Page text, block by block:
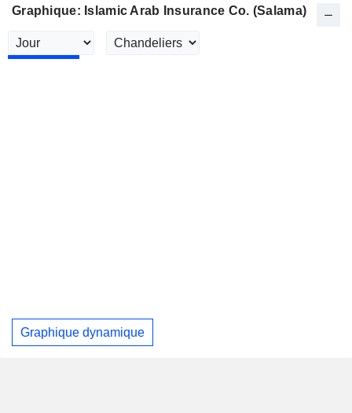
Graphique: Islamic Arab Insurance Co. (Salama)
Graphique dynamique